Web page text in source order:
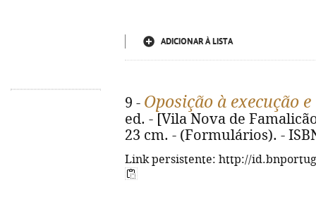
ADICIONAR À LISTA
9 - Oposição à execução
ed. - [Vila Nova de
23 cm. - (Formulários). -
Link persistente: http://